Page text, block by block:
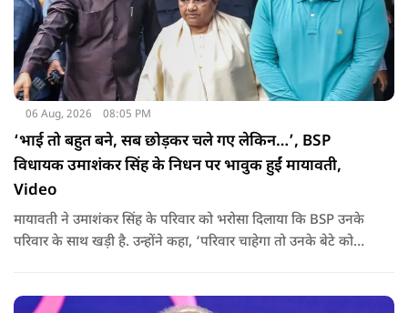
06 Aug, 2026 08:05 PM
‘भाई तो बहुत बने, सब छोड़कर चले गए लेकिन…’, BSP
विधायक उमाशंकर सिंह के निधन पर भावुक हुईं मायावती,
Video
मायावती ने उमाशंकर सिंह के परिवार को भरोसा दिलाया कि BSP उनके
परिवार के साथ खड़ी है. उन्होंने कहा, ‘परिवार चाहेगा तो उनके बेटे को